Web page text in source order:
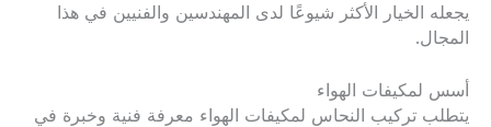
يجعله الخيار الأكثر شيوعًا لدى المهندسين والفنيين في هذا
المجال.
أسس لمكيفات الهواء
يتطلب تركيب النحاس لمكيفات الهواء معرفة فنية وخبرة في